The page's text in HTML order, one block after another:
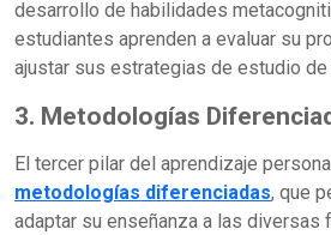
desarrollo de habilidades
estudiantes aprenden a evaluar su
ajustar sus estrategias de estudio de
3. Metodologías
El tercer pilar del aprendizaje
metodologías diferenciadas, que
adaptar su enseñanza a las diversas